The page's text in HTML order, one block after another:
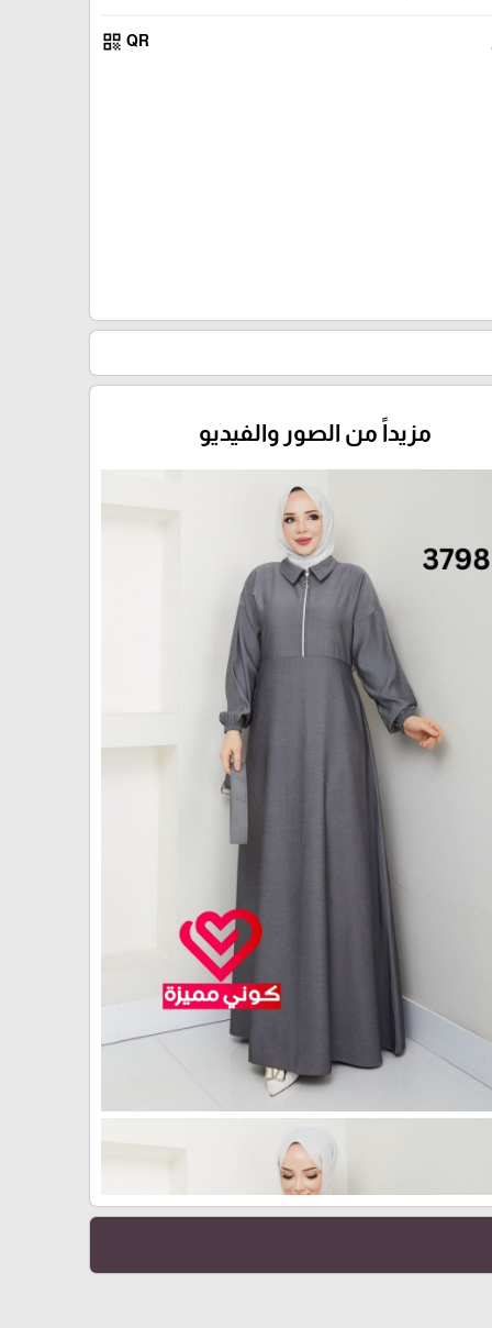
QR
qr_code
مزيداً من الصور والفيديو